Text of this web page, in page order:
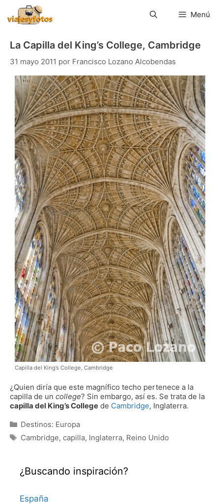
contenido
Menú
La Capilla del King’s College, Cambridge
31 mayo 2011 por Francisco Lozano Alcobendas
Capilla del King’s College, Cambridge
¿Quien diría que este magnífico techo pertenece a la
capilla de un college? Sin embargo, así es. Se trata de la
capilla del King’s College de Cambridge, Inglaterra.
Categorías
Destinos: Europa
Etiquetas
Cambridge, capilla, Inglaterra, Reino Unido
¿Buscando inspiración?
España